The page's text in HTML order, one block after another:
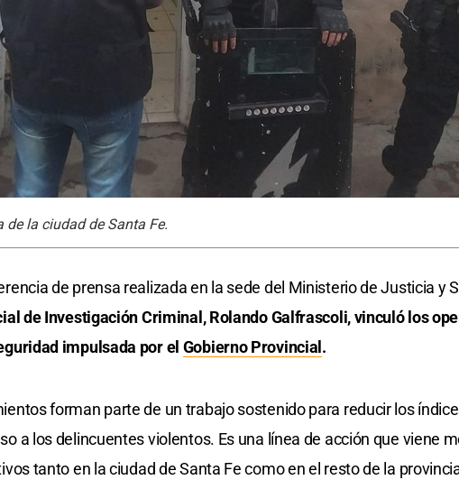
la ciudad de Santa Fe.
de prensa realizada en la sede del Ministerio de Justicia y
de Investigación Criminal, Rolando Galfrascoli, vinculó los
impulsada por el Gobierno Provincial .
forman parte de un trabajo sostenido para reducir los
a los delincuentes violentos. Es una línea de acción que viene
tanto en la ciudad de Santa Fe como en el resto de la